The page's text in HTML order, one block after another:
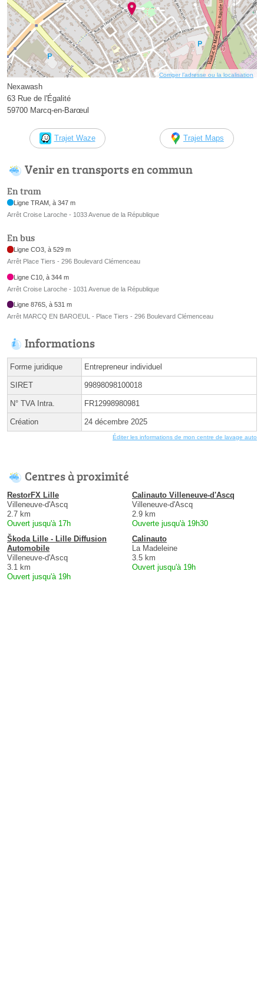
Corriger l’adresse ou la localisation
Nexawash
63 Rue de l'Égalité
59700 Marcq-en-Barœul
Trajet Waze Trajet Maps
Venir en transports en commun
En tram
Ligne TRAM, à 347 m
Arrêt Croise Laroche - 1033 Avenue de la République
En bus
Ligne CO3, à 529 m
Arrêt Place Tiers - 296 Boulevard Clémenceau
Ligne C10, à 344 m
Arrêt Croise Laroche - 1031 Avenue de la République
Ligne 876S, à 531 m
Arrêt MARCQ EN BAROEUL - Place Tiers - 296 Boulevard Clémenceau
Informations
Forme juridique Entrepreneur individuel
SIRET 99898098100018
N° TVA Intra. FR12998980981
Création 24 décembre 2025
Éditer les informations de mon centre de lavage auto
Centres à proximité
RestorFX Lille
Villeneuve-d'Ascq
2.7 km
Ouvert jusqu'à 17h
Calinauto Villeneuve-d'Ascq
Villeneuve-d'Ascq
2.9 km
Ouverte jusqu'à 19h30
Škoda Lille - Lille Diffusion
Automobile
Villeneuve-d'Ascq
3.1 km
Ouvert jusqu'à 19h
Calinauto
La Madeleine
3.5 km
Ouvert jusqu'à 19h